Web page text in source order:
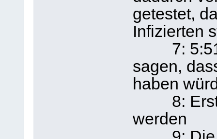
getestet,
Infizierten
7: 5:51:
sagen,
haben
8:
werden